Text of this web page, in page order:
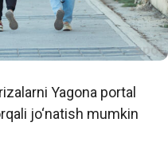
Yagona portal
jo‘natish mumkin